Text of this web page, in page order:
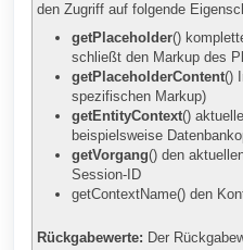
den Zugriff auf folgende
getPlaceholder()
schließt den Markup des
getPlaceholderContent()
spezifischen Markup)
getEntityContext()
beispielsweise
getVorgang() den
Session-ID
getContextName() den
Rückgabewerte: Der